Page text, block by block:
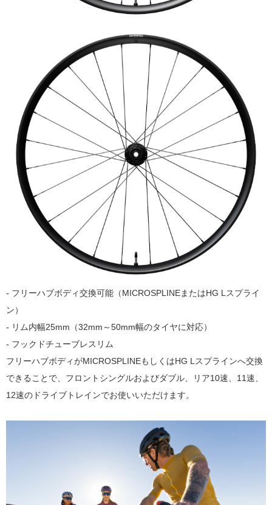
- フリーハブボディ交換可能（MICROSPLINEまたはHG Lスプライ
ン）
- リム内幅25mm（32mm～50mm幅のタイヤに対応）
- フックドチューブレスリム
フリーハブボディがMICROSPLINEもしくはHG Lスプラインへ交換
できることで、フロントシングルおよびダブル、リア10速、11速、
12速のドライブトレインでお使いいただけます。